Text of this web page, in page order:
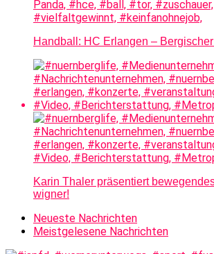
Handball: HC Erlangen –
Karin Thaler präsentiert
wigner!
Neueste Nachrichten
Meistgelesene Nachrichten